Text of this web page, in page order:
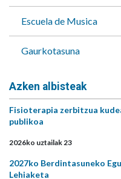
Escuela de Musica
Gaurkotasuna
Azken albisteak
Fisioterapia zerbitzua
publikoa
2026ko uztailak 23
2027ko Berdintasuneko
Lehiaketa